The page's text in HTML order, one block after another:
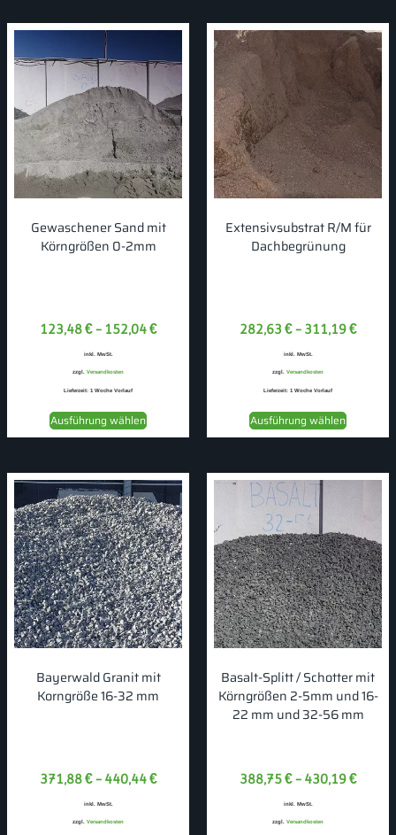
Gewaschener Sand mit
Körngrößen 0-2mm
123,48€– 152,04€
inkl. MwSt.
zzgl. Versandkosten
Lieferzeit: 1 Woche Vorlauf
Ausführung wählen
Extensivsubstrat R/M für
Dachbegrünung
282,63 €– 311,19€
inkl. MwSt.
zzgl. Versandkosten
Lieferzeit: 1 Woche Vorlauf
Ausführung wählen
Bayerwald Granit mit
Korngröße 16-32 mm
371,88€– 440,44€
inkl. MwSt.
zzgl. Versandkosten
Basalt-Splitt / Schotter mit
Körngrößen 2-5mm und 16-
22 mm und 32-56 mm
388,75€– 430,19€
inkl. MwSt.
zzgl. Versandkosten